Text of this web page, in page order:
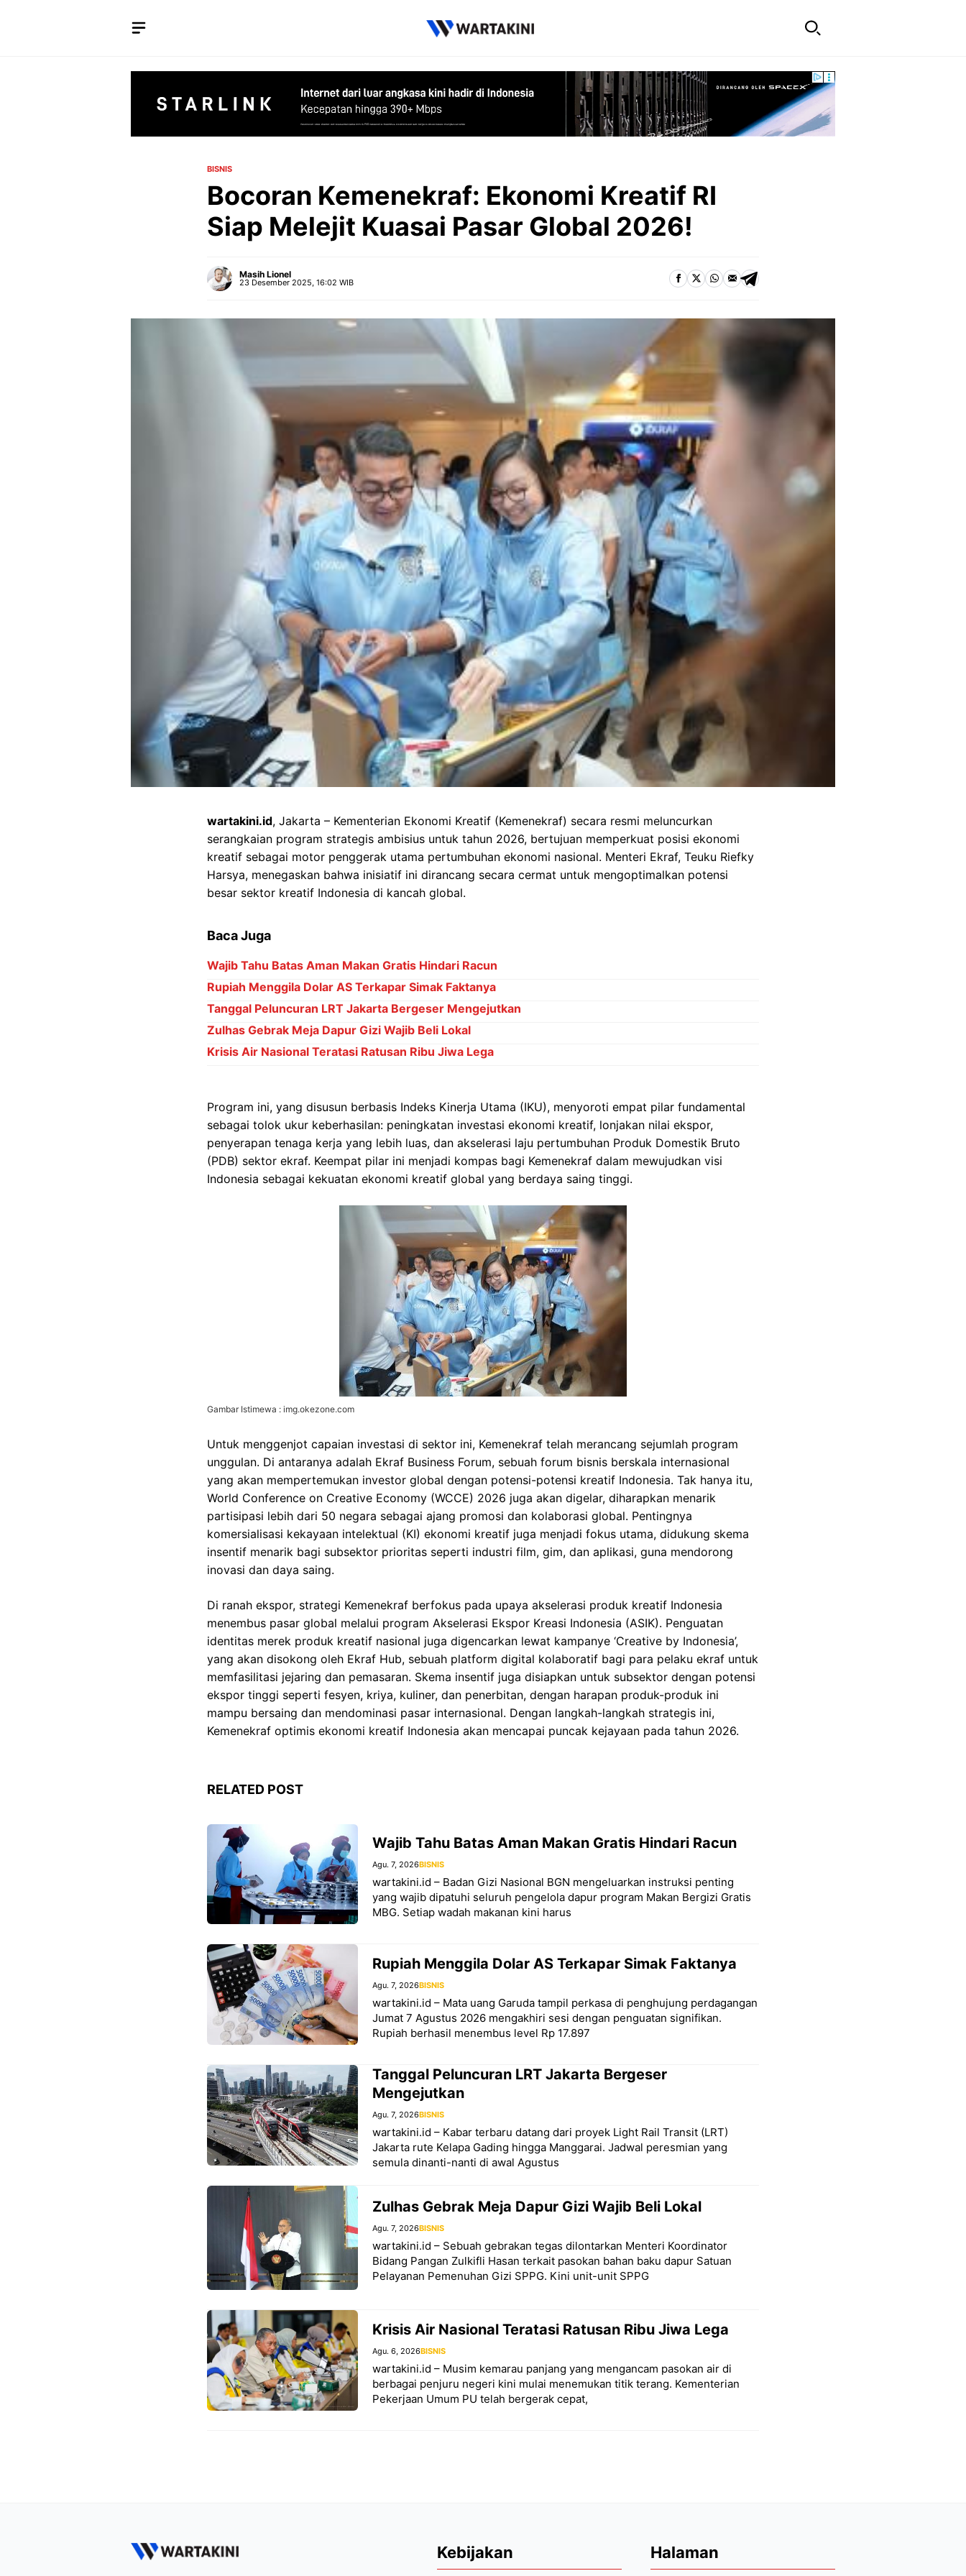
BISNIS
Bocoran Kemenekraf: Ekonomi Kreatif RI
Siap Melejit Kuasai Pasar Global 2026!
Masih Lionel
23 Desember 2025, 16:02 WIB
wartakini.id, Jakarta – Kementerian Ekonomi Kreatif (Kemenekraf) secara resmi meluncurkan
serangkaian program strategis ambisius untuk tahun 2026, bertujuan memperkuat posisi ekonomi
kreatif sebagai motor penggerak utama pertumbuhan ekonomi nasional. Menteri Ekraf, Teuku Riefky
Harsya, menegaskan bahwa inisiatif ini dirancang secara cermat untuk mengoptimalkan potensi
besar sektor kreatif Indonesia di kancah global.
Baca Juga
Wajib Tahu Batas Aman Makan Gratis Hindari Racun
Rupiah Menggila Dolar AS Terkapar Simak Faktanya
Tanggal Peluncuran LRT Jakarta Bergeser Mengejutkan
Zulhas Gebrak Meja Dapur Gizi Wajib Beli Lokal
Krisis Air Nasional Teratasi Ratusan Ribu Jiwa Lega
Program ini, yang disusun berbasis Indeks Kinerja Utama (IKU), menyoroti empat pilar fundamental
sebagai tolok ukur keberhasilan: peningkatan investasi ekonomi kreatif, lonjakan nilai ekspor,
penyerapan tenaga kerja yang lebih luas, dan akselerasi laju pertumbuhan Produk Domestik Bruto
(PDB) sektor ekraf. Keempat pilar ini menjadi kompas bagi Kemenekraf dalam mewujudkan visi
Indonesia sebagai kekuatan ekonomi kreatif global yang berdaya saing tinggi.
Gambar Istimewa : img.okezone.com
Untuk menggenjot capaian investasi di sektor ini, Kemenekraf telah merancang sejumlah program
unggulan. Di antaranya adalah Ekraf Business Forum, sebuah forum bisnis berskala internasional
yang akan mempertemukan investor global dengan potensi-potensi kreatif Indonesia. Tak hanya itu,
World Conference on Creative Economy (WCCE) 2026 juga akan digelar, diharapkan menarik
partisipasi lebih dari 50 negara sebagai ajang promosi dan kolaborasi global. Pentingnya
komersialisasi kekayaan intelektual (KI) ekonomi kreatif juga menjadi fokus utama, didukung skema
insentif menarik bagi subsektor prioritas seperti industri film, gim, dan aplikasi, guna mendorong
inovasi dan daya saing.
Di ranah ekspor, strategi Kemenekraf berfokus pada upaya akselerasi produk kreatif Indonesia
menembus pasar global melalui program Akselerasi Ekspor Kreasi Indonesia (ASIK). Penguatan
identitas merek produk kreatif nasional juga digencarkan lewat kampanye ‘Creative by Indonesia’,
yang akan disokong oleh Ekraf Hub, sebuah platform digital kolaboratif bagi para pelaku ekraf untuk
memfasilitasi jejaring dan pemasaran. Skema insentif juga disiapkan untuk subsektor dengan potensi
ekspor tinggi seperti fesyen, kriya, kuliner, dan penerbitan, dengan harapan produk-produk ini
mampu bersaing dan mendominasi pasar internasional. Dengan langkah-langkah strategis ini,
Kemenekraf optimis ekonomi kreatif Indonesia akan mencapai puncak kejayaan pada tahun 2026.
RELATED POST
Wajib Tahu Batas Aman Makan Gratis Hindari Racun
Agu. 7, 2026BISNIS
wartakini.id – Badan Gizi Nasional BGN mengeluarkan instruksi penting
yang wajib dipatuhi seluruh pengelola dapur program Makan Bergizi Gratis
MBG. Setiap wadah makanan kini harus
Rupiah Menggila Dolar AS Terkapar Simak Faktanya
Agu. 7, 2026BISNIS
wartakini.id – Mata uang Garuda tampil perkasa di penghujung perdagangan
Jumat 7 Agustus 2026 mengakhiri sesi dengan penguatan signifikan.
Rupiah berhasil menembus level Rp 17.897
Tanggal Peluncuran LRT Jakarta Bergeser
Mengejutkan
Agu. 7, 2026BISNIS
wartakini.id – Kabar terbaru datang dari proyek Light Rail Transit (LRT)
Jakarta rute Kelapa Gading hingga Manggarai. Jadwal peresmian yang
semula dinanti-nanti di awal Agustus
Zulhas Gebrak Meja Dapur Gizi Wajib Beli Lokal
Agu. 7, 2026BISNIS
wartakini.id – Sebuah gebrakan tegas dilontarkan Menteri Koordinator
Bidang Pangan Zulkifli Hasan terkait pasokan bahan baku dapur Satuan
Pelayanan Pemenuhan Gizi SPPG. Kini unit-unit SPPG
Krisis Air Nasional Teratasi Ratusan Ribu Jiwa Lega
Agu. 6, 2026BISNIS
wartakini.id – Musim kemarau panjang yang mengancam pasokan air di
berbagai penjuru negeri kini mulai menemukan titik terang. Kementerian
Pekerjaan Umum PU telah bergerak cepat,
Kebijakan Halaman